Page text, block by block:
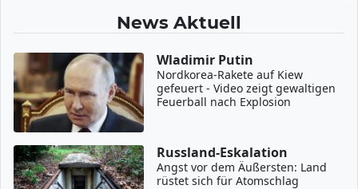
News Aktuell
Wladimir Putin
Nordkorea-Rakete auf Kiew
gefeuert - Video zeigt gewaltigen
Feuerball nach Explosion
Russland-Eskalation
Angst vor dem Äußersten: Land
rüstet sich für Atomschlag